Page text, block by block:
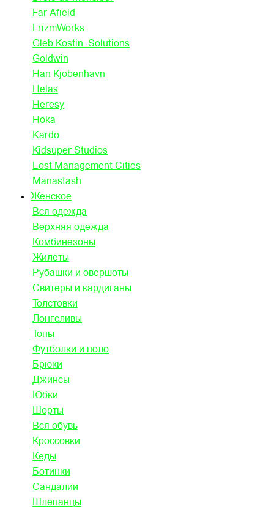
Far Afield
FrizmWorks
Gleb Kostin .Solutions
Goldwin
Han Kjobenhavn
Helas
Heresy
Hoka
Kardo
Kidsuper Studios
Lost Management Cities
Manastash
Женское
Вся одежда
Верхняя одежда
Комбинезоны
Жилеты
Рубашки и овершоты
Свитеры и кардиганы
Толстовки
Лонгсливы
Топы
Футболки и поло
Брюки
Джинсы
Юбки
Шорты
Вся обувь
Кроссовки
Кеды
Ботинки
Сандалии
Шлепанцы